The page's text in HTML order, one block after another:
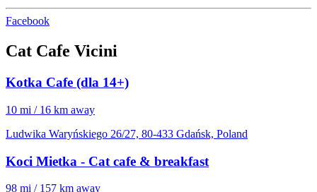
Facebook
Cat Cafe Vicini
Kotka Cafe (dla 14+)
10 mi / 16 km away
Ludwika Waryńskiego 26/27, 80-433 Gdańsk, Poland
Koci Mietka - Cat cafe & breakfast
98 mi / 157 km away